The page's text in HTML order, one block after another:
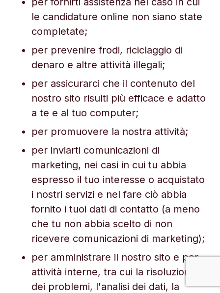
le candidature online non siano state
completate;
per prevenire frodi, riciclaggio di
denaro e altre attività illegali;
per assicurarci che il contenuto del
nostro sito risulti più efficace e adatto
a te e al tuo computer;
per promuovere la nostra attività;
per inviarti comunicazioni di
marketing, nei casi in cui tu abbia
espresso il tuo interesse o acquistato
i nostri servizi e nel fare ciò abbia
fornito i tuoi dati di contatto (a meno
che tu non abbia scelto di non
ricevere comunicazioni di marketing);
per amministrare il nostro sito e per
attività interne, tra cui la risoluzione
dei problemi, l'analisi dei dati, la